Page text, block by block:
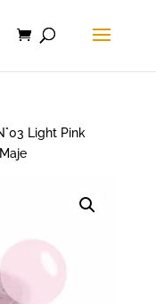
Light Pink